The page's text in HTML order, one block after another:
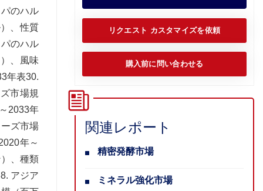
のハル
、性質
のハル
、風味
年表30.
市場規
2033年
ズ市場
年～
、種類
アジア
リクエスト カスタマイズを依頼
購入前に問い合わせる
関連レポート
精密発酵市場
ミネラル強化市場